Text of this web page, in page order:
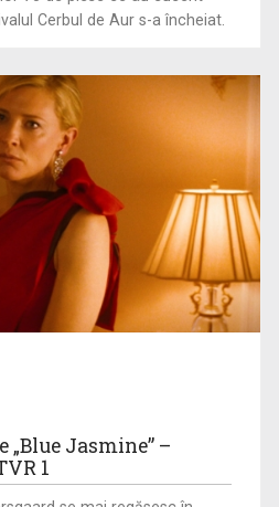
culturii românești. Povestea
în Capitală
Cerbul de Aur s-a încheiat.
„Blue Jasmine” –
1